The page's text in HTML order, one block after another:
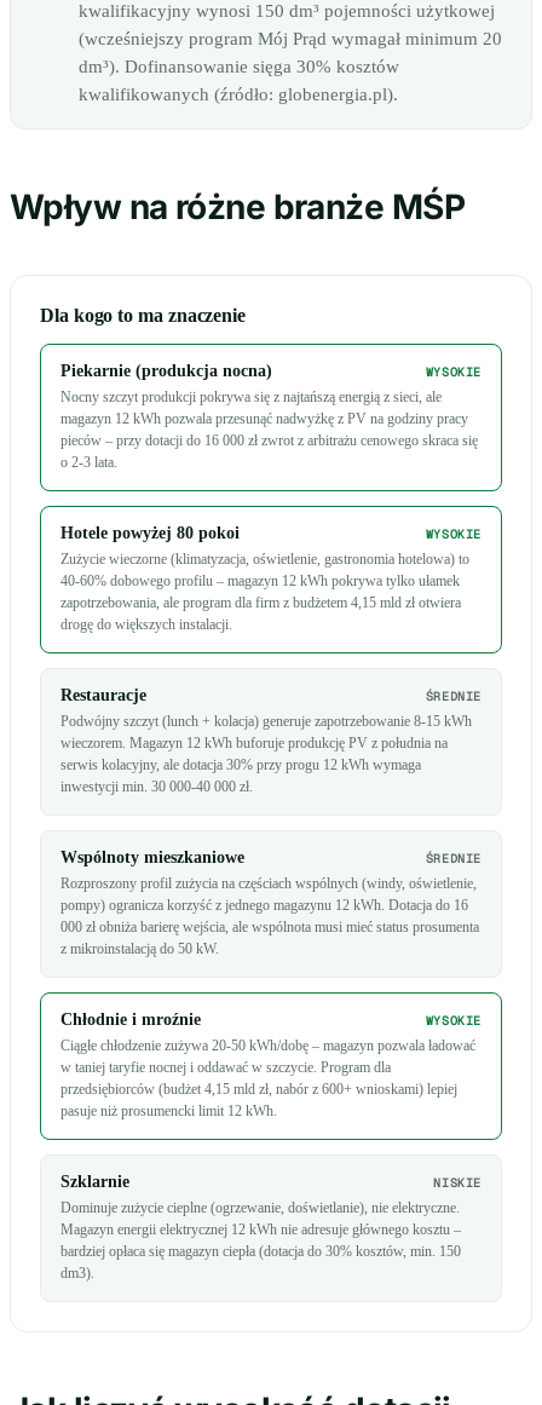
kwalifikacyjny wynosi 150 dm³ pojemności użytkowej
(wcześniejszy program Mój Prąd wymagał minimum 20
dm³). Dofinansowanie sięga 30% kosztów
kwalifikowanych (źródło: globenergia.pl).
Wpływ na różne branże MŚP
Dla kogo to ma znaczenie
Piekarnie (produkcja nocna) WYSOKIE
Nocny szczyt produkcji pokrywa się z najtańszą energią z sieci, ale
magazyn 12 kWh pozwala przesunąć nadwyżkę z PV na godziny pracy
pieców – przy dotacji do 16 000 zł zwrot z arbitrażu cenowego skraca się
o 2-3 lata.
Hotele powyżej 80 pokoi WYSOKIE
Zużycie wieczorne (klimatyzacja, oświetlenie, gastronomia hotelowa) to
40-60% dobowego profilu – magazyn 12 kWh pokrywa tylko ułamek
zapotrzebowania, ale program dla firm z budżetem 4,15 mld zł otwiera
drogę do większych instalacji.
Restauracje ŚREDNIE
Podwójny szczyt (lunch + kolacja) generuje zapotrzebowanie 8-15 kWh
wieczorem. Magazyn 12 kWh buforuje produkcję PV z południa na
serwis kolacyjny, ale dotacja 30% przy progu 12 kWh wymaga
inwestycji min. 30 000-40 000 zł.
Wspólnoty mieszkaniowe ŚREDNIE
Rozproszony profil zużycia na częściach wspólnych (windy, oświetlenie,
pompy) ogranicza korzyść z jednego magazynu 12 kWh. Dotacja do 16
000 zł obniża barierę wejścia, ale wspólnota musi mieć status prosumenta
z mikroinstalacją do 50 kW.
Chłodnie i mroźnie WYSOKIE
Ciągłe chłodzenie zużywa 20-50 kWh/dobę – magazyn pozwala ładować
w taniej taryfie nocnej i oddawać w szczycie. Program dla
przedsiębiorców (budżet 4,15 mld zł, nabór z 600+ wnioskami) lepiej
pasuje niż prosumencki limit 12 kWh.
Szklarnie NISKIE
Dominuje zużycie cieplne (ogrzewanie, doświetlanie), nie elektryczne.
Magazyn energii elektrycznej 12 kWh nie adresuje głównego kosztu –
bardziej opłaca się magazyn ciepła (dotacja do 30% kosztów, min. 150
dm3).